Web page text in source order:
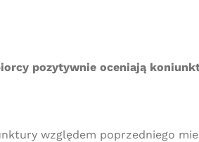
pozytywnie oceniają
względem poprzedniego